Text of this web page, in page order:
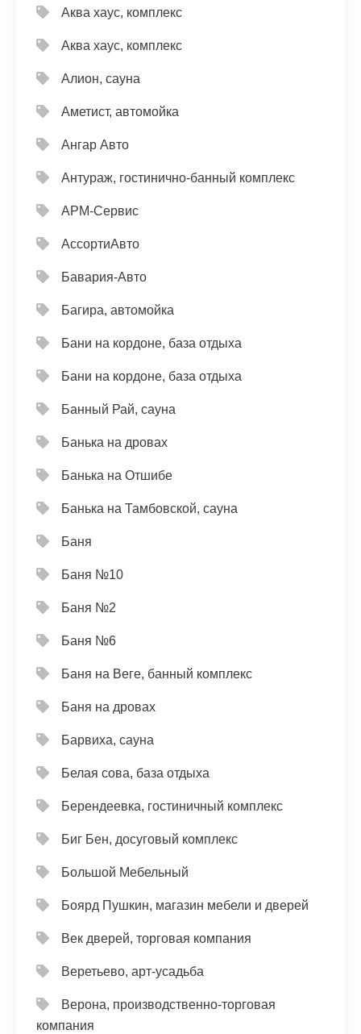
Аква хаус, комплекс
Аква хаус, комплекс
Алион, сауна
Аметист, автомойка
Ангар Авто
Антураж, гостинично-банный комплекс
АРМ-Сервис
АссортиАвто
Бавария-Авто
Багира, автомойка
Бани на кордоне, база отдыха
Бани на кордоне, база отдыха
Банный Рай, сауна
Банька на дровах
Банька на Отшибе
Банька на Тамбовской, сауна
Баня
Баня №10
Баня №2
Баня №6
Баня на Веге, банный комплекс
Баня на дровах
Барвиха, сауна
Белая сова, база отдыха
Берендеевка, гостиничный комплекс
Биг Бен, досуговый комплекс
Большой Мебельный
Боярд Пушкин, магазин мебели и дверей
Век дверей, торговая компания
Веретьево, арт-усадьба
Верона, производственно-торговая
компания